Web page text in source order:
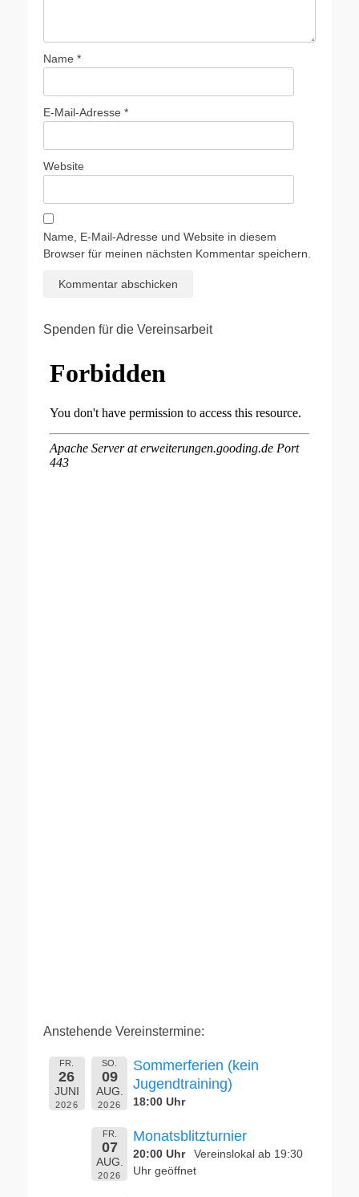
Name *
E-Mail-Adresse *
Website
Name, E-Mail-Adresse und Website in diesem
Browser für meinen nächsten Kommentar speichern.
Spenden für die Vereinsarbeit
Anstehende Vereinstermine:
FR.
26
JUNI
2026
SO.
09
AUG.
2026
Sommerferien (kein
Jugendtraining)
18:00 Uhr
FR.
07
AUG.
2026
Monatsblitzturnier
20:00 Uhr
Vereinslokal ab 19:30
Uhr geöffnet